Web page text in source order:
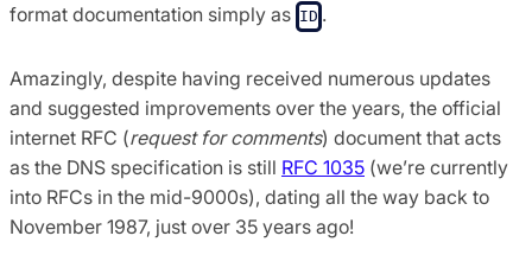
format documentation simply as ID .
Amazingly, despite having received numerous updates
and suggested improvements over the years, the official
internet RFC (request for comments) document that acts
as the DNS specification is still RFC 1035 (we’re currently
into RFCs in the mid-9000s), dating all the way back to
November 1987, just over 35 years ago!